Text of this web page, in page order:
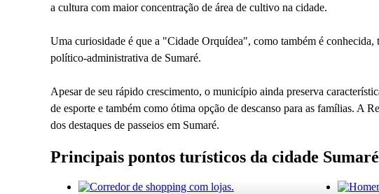
a cultura com maior concentração de área de cultivo na cidade.
Uma curiosidade é que a "Cidade Orquídea", como também é
político-administrativa de Sumaré.
Apesar de seu rápido crescimento, o município ainda preserva
de esporte e também como ótima opção de descanso para as famílias. A
dos destaques de passeios em Sumaré.
Principais pontos turísticos da cidade